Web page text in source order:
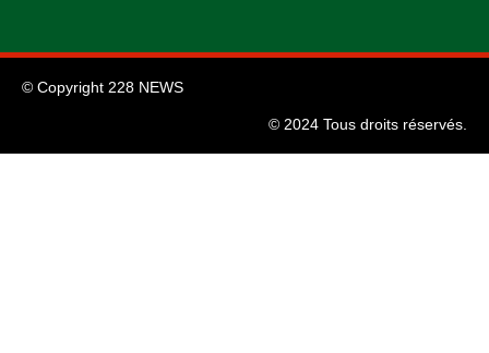
© Copyright 228 NEWS
© 2024 Tous droits réservés.